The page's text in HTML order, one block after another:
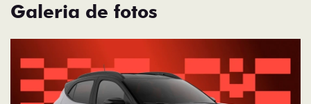
Galeria de fotos